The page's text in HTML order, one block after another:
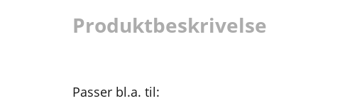
Produktbeskrivelse
Passer bl.a. til: